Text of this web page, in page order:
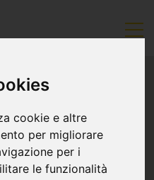
cookie e altre
per migliorare
per i
le funzionalità